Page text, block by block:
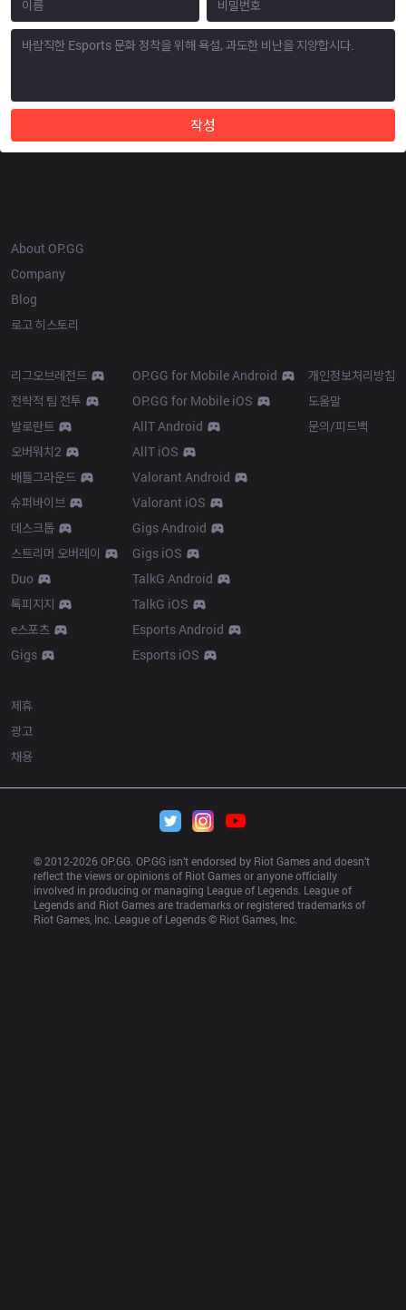
작성
About OP.GG
Company
Blog
로고 히스토리
리그오브레전드
전략적 팀 전투
발로란트
오버워치2
배틀그라운드
슈퍼바이브
데스크톱
스트리머 오버레이
Duo
톡피지지
e스포츠
Gigs
OP.GG for Mobile Android
OP.GG for Mobile iOS
AllT Android
AllT iOS
Valorant Android
Valorant iOS
Gigs Android
Gigs iOS
TalkG Android
TalkG iOS
Esports Android
Esports iOS
개인정보처리방침
도움말
문의/피드백
제휴
광고
채용
© 2012-2026 OP.GG. OP.GG isn’t endorsed by Riot Games and doesn’t
reflect the views or opinions of Riot Games or anyone officially
involved in producing or managing League of Legends. League of
Legends and Riot Games are trademarks or registered trademarks of
Riot Games, Inc. League of Legends © Riot Games, Inc.